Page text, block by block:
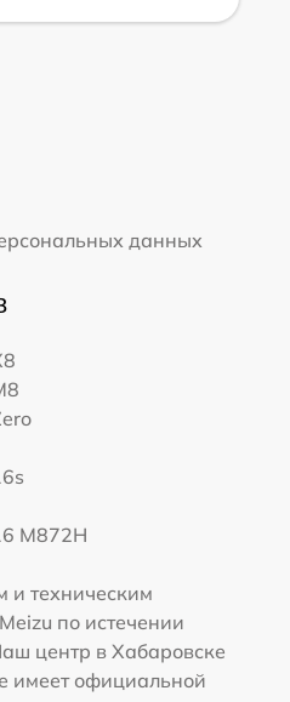
данных
M872H
и техническим
по истечении
центр в Хабаровске
имеет официальной